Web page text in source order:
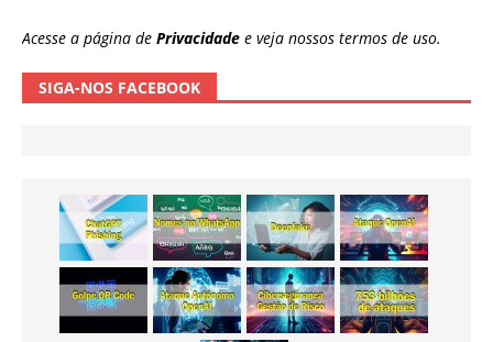
Acesse a página de Privacidade e veja nossos termos de uso.
SIGA-NOS FACEBOOK